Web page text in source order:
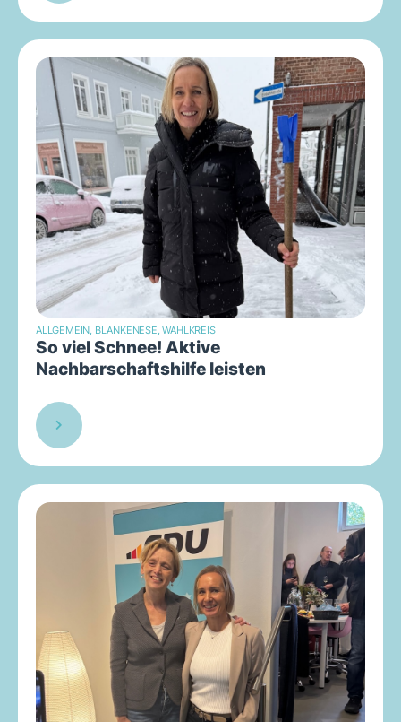
ALLGEMEIN, BLANKENESE,WAHLKREIS
So viel Schnee! Aktive
Nachbarschaftshilfe leisten